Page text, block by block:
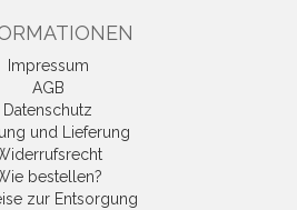
Impressum
AGB
Datenschutz
und Lieferung
bestellen?
zur Entsorgung